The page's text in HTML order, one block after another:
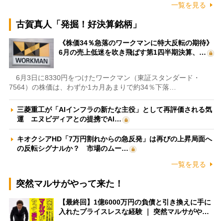
一覧を見る
古賀真人「発掘！好決算銘柄」
《株価34％急落のワークマンに特大反転の期待》
6月の売上低迷を吹き飛ばす第1四半期決算、…
6月3日に8330円をつけたワークマン（東証スタンダード・
7564）の株価は、わずか1カ月あまりで約34％下落…
三菱重工が「AIインフラの新たな主役」として再評価される気
運 エヌビディアとの提携でAI…
キオクシアHD「7万円割れからの急反発」は再びの上昇局面へ
の反転シグナルか？ 市場のムー…
一覧を見る
突然マルサがやって来た！
【最終回】1億6000万円の負債と引き換えに手に
入れたプライスレスな経験 ｜ 突然マルサがや…